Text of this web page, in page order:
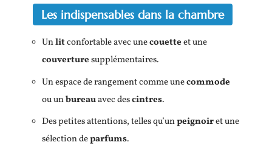
Les indispensables dans la chambre
Unlitconfortable avec unecouetteet une
couverturesupplémentaires.
Un espace de rangement comme unecommode
ou unbureauavec descintres.
Des petites attentions, telles qu’unpeignoiret une
sélection deparfums.